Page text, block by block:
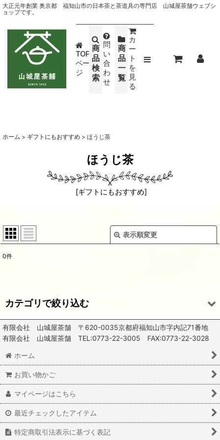
大正元年創業 奥京都 福知山市の日本茶と茶道具の専門店 山城屋茶舗ウェブシ
ョップです。
TOP
ペー
ジ
商
品
検
索
問
い
合
わ
せ
商
品
一
覧
カ
ー
ト
を
見
る
ホーム > ギフトにもおすすめ > ほうじ茶
ほうじ茶
[ギフトにもおすすめ]
表示順変更
並び順:
絞り込む
0件
カテゴリで絞り込む
ほうじ茶 (全商品)
その他ほうじ茶
有限会社 山城屋茶舗 〒620-0035京都府福知山市字内記71番地
有限会社 山城屋茶舗 TEL:0773-22-3005 FAX:0773-22-3028
ホーム
お買い物かご
マイページはこちら
最近チェックしたアイテム
特定商取引法表示に基づく表記